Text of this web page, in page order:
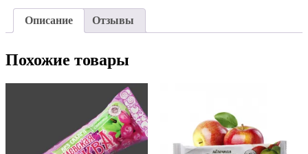
Описание Отзывы
Похожие товары